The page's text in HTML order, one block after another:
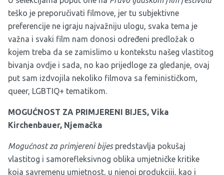
teško je preporučivati filmove, jer tu subjektivne
preferencije ne igraju najvažniju ulogu, svaka tema je
važna i svaki film nam donosi određeni predložak o
kojem treba da se zamislimo u kontekstu našeg vlastitog
bivanja ovdje i sada, no kao prijedloge za gledanje, ovaj
put sam izdvojila nekoliko filmova sa feminističkom,
queer, LGBTIQ+ tematikom.
MOGUĆNOST ZA PRIMJERENI BIJES, Vika
Kirchenbauer, Njemačka
Mogućnost za primjereni bijespredstavlja pokušaj
vlastitog i samorefleksivnog oblika umjetničke kritike
koja savremenu umjetnost, u njenoj produkciji, kao i